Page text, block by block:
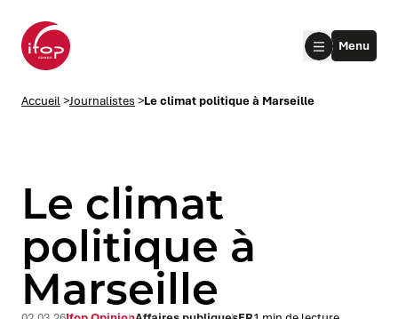
submenu
Menu
Accueil>Journalistes >Le climat politique à Marseille
Le climat
politique à
Marseille